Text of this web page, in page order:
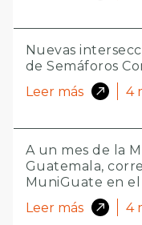
Nuevas
de Semáforos
Leer más
4
A un mes de la
Guatemala,
MuniGuate en
Leer más
4